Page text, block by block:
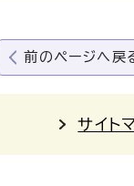
前のページへ戻
サイト